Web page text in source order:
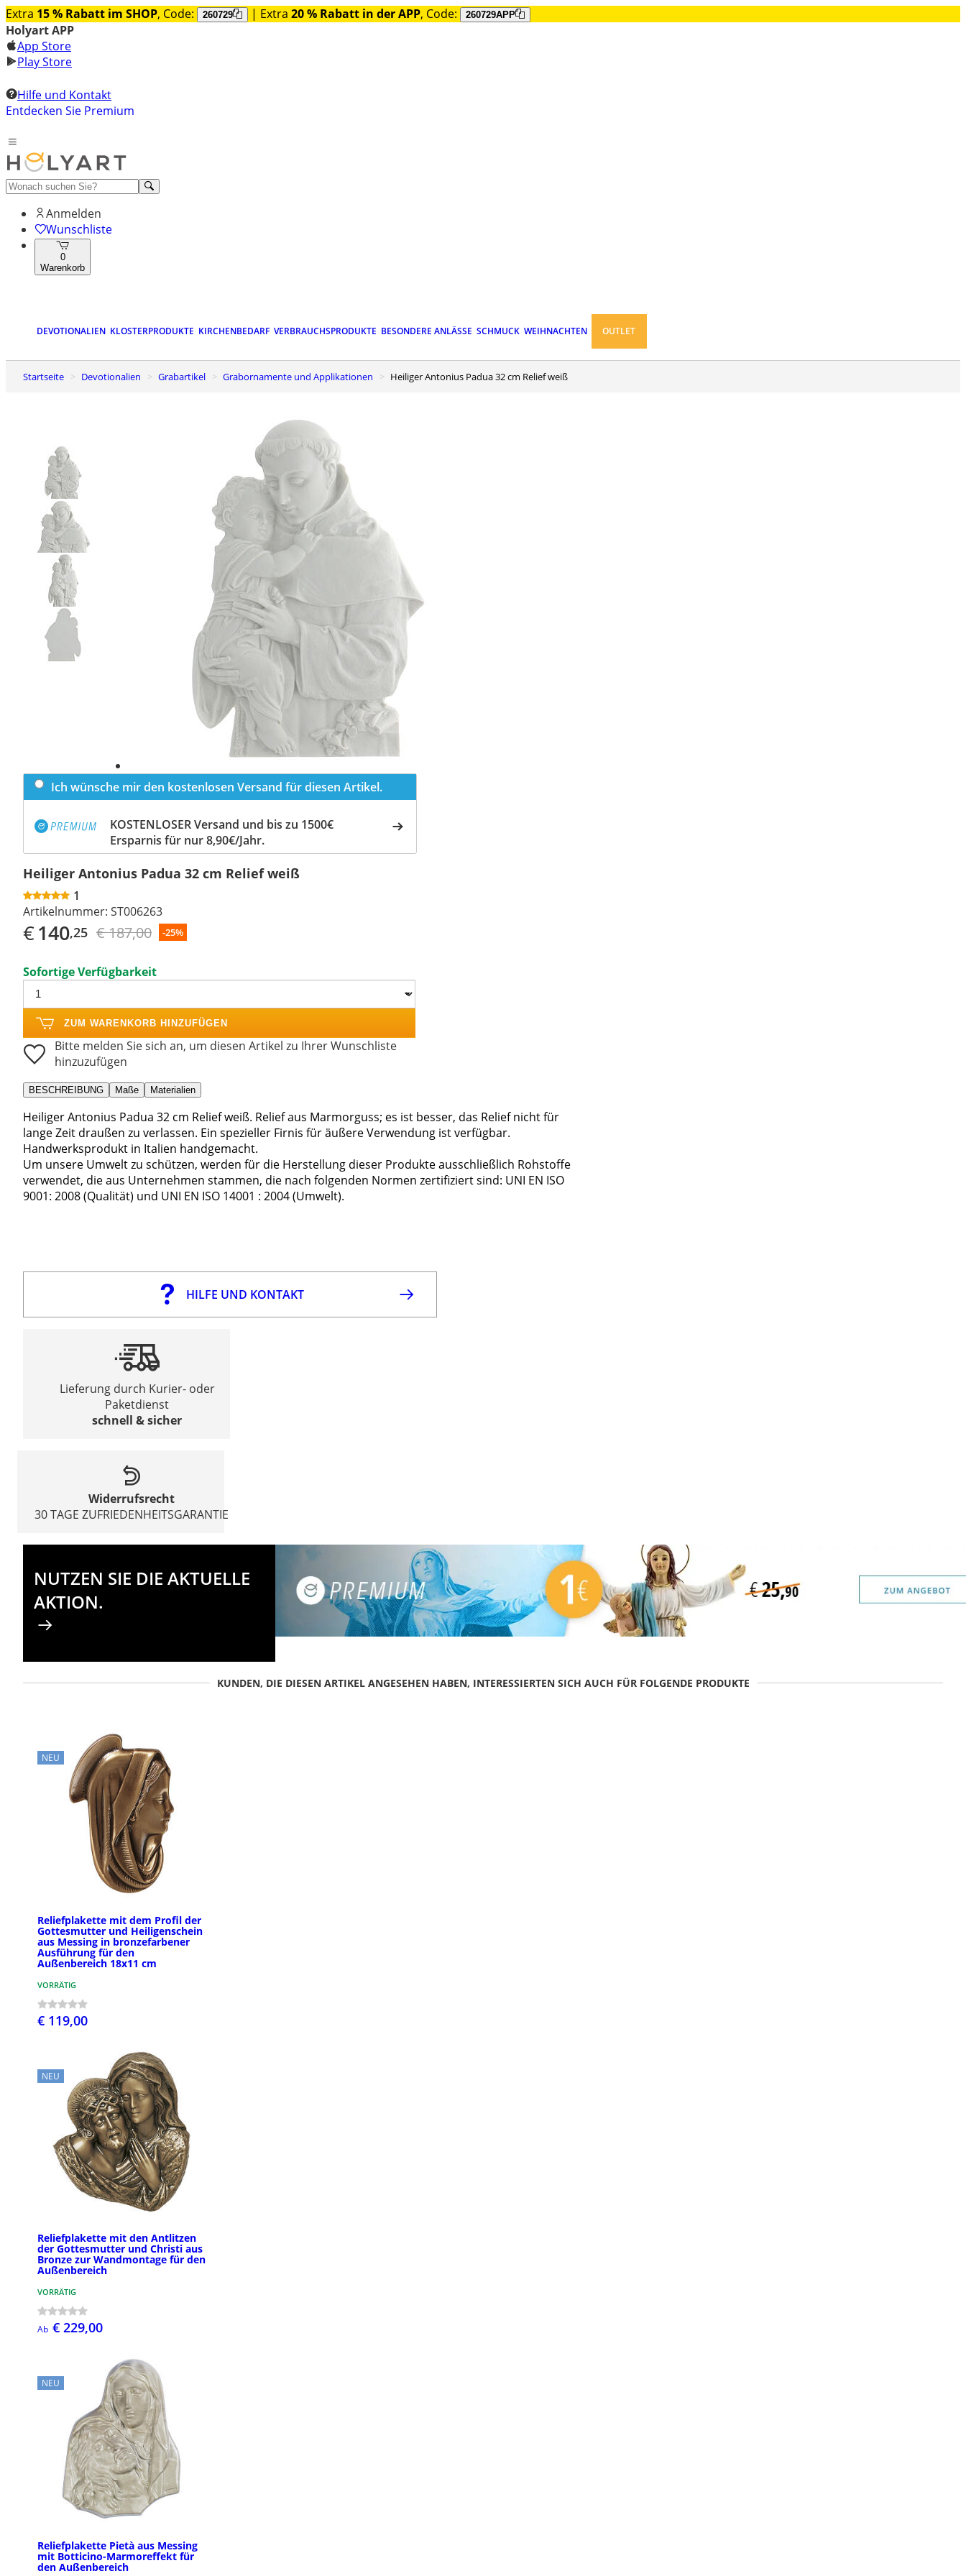
Extra 15 % Rabatt im SHOP, Code: 260729 | Extra 20 % Rabatt in der APP, Code: 260729APP
Holyart APP
App Store
Play Store
Hilfe und Kontakt
Entdecken Sie Premium
Anmelden
Wunschliste
0
Warenkorb
DEVOTIONALIEN KLOSTERPRODUKTE KIRCHENBEDARF VERBRAUCHSPRODUKTE BESONDERE ANLÄSSE SCHMUCK WEIHNACHTEN OUTLET
Startseite Devotionalien Grabartikel Grabornamente und Applikationen Heiliger Antonius Padua 32 cm Relief weiß
Ich wünsche mir den kostenlosen Versand für diesen Artikel.
KOSTENLOSER Versand und bis zu 1500€
Ersparnis für nur 8,90€/Jahr.
Heiliger Antonius Padua 32 cm Relief weiß
1
Artikelnummer: ST006263
€140,25 € 187,00 -25%
Sofortige Verfügbarkeit
ZUM WARENKORB HINZUFÜGEN
Bitte melden Sie sich an, um diesen Artikel zu Ihrer Wunschliste
hinzuzufügen
BESCHREIBUNG Maße Materialien
Heiliger Antonius Padua 32 cm Relief weiß. Relief aus Marmorguss; es ist besser, das Relief nicht für
lange Zeit draußen zu verlassen. Ein spezieller Firnis für äußere Verwendung ist verfügbar.
Handwerksprodukt in Italien handgemacht.
Um unsere Umwelt zu schützen, werden für die Herstellung dieser Produkte ausschließlich Rohstoffe
verwendet, die aus Unternehmen stammen, die nach folgenden Normen zertifiziert sind: UNI EN ISO
9001: 2008 (Qualität) und UNI EN ISO 14001 : 2004 (Umwelt).
HILFE UND KONTAKT
Lieferung durch Kurier- oder
Paketdienst
schnell & sicher
Widerrufsrecht
30 TAGE ZUFRIEDENHEITSGARANTIE
NUTZEN SIE DIE AKTUELLE
AKTION.
KUNDEN, DIE DIESEN ARTIKEL ANGESEHEN HABEN, INTERESSIERTEN SICH AUCH FÜR FOLGENDE PRODUKTE
NEU
Reliefplakette mit dem Profil der
Gottesmutter und Heiligenschein
aus Messing in bronzefarbener
Ausführung für den
Außenbereich 18x11 cm
VORRÄTIG
€ 119,00
NEU
Reliefplakette mit den Antlitzen
der Gottesmutter und Christi aus
Bronze zur Wandmontage für den
Außenbereich
VORRÄTIG
Ab € 229,00
NEU
Reliefplakette Pietà aus Messing
mit Botticino-Marmoreffekt für
den Außenbereich